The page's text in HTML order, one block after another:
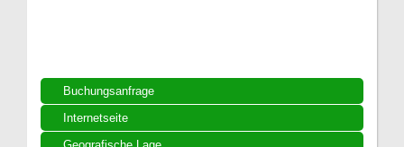
Buchungsanfrage
Internetseite